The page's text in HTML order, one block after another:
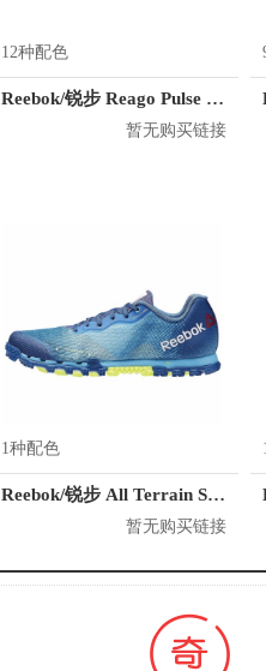
12种配色
Reebok/锐步 Reago Pulse 训练鞋
暂无购买链接
1种配色
Reebok/锐步 All Terrain Super 2.0 训练鞋
暂无购买链接